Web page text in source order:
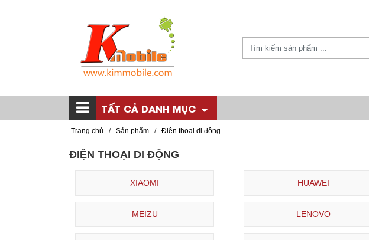
TẤT CẢ DANH MỤC
Trang chủ / Sản phẩm / Điện thoại di động
ĐIỆN THOẠI DI ĐỘNG
XIAOMI HUAWEI
MEIZU LENOVO